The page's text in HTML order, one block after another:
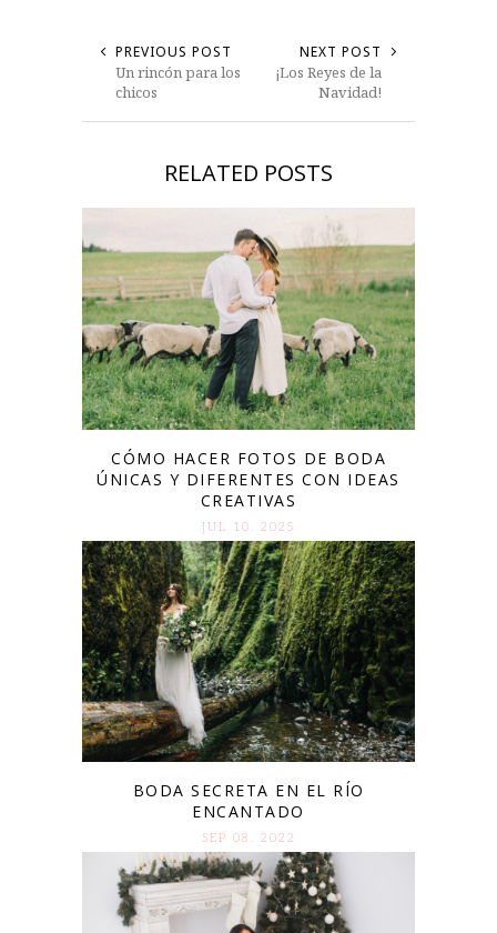
PREVIOUS POST
Un rincón para los
chicos
NEXT POST
¡Los Reyes de la
Navidad!
RELATED POSTS
CÓMO HACER FOTOS DE BODA
ÚNICAS Y DIFERENTES CON IDEAS
CREATIVAS
JUL 10. 2025
BODA SECRETA EN EL RÍO
ENCANTADO
SEP 08. 2022